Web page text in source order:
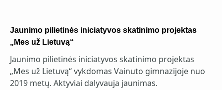
Jaunimo pilietinės iniciatyvos skatinimo projektas
„Mes už Lietuvą“
Jaunimo pilietinės iniciatyvos skatinimo projektas
„Mes už Lietuvą“ vykdomas Vainuto gimnazijoje nuo
2019 metų. Aktyviai dalyvauja jaunimas.